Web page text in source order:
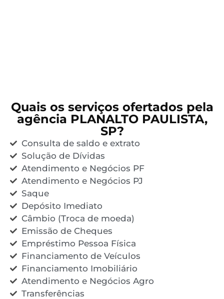
Quais os serviços ofertados pela
agência PLANALTO PAULISTA,
SP?
Consulta de saldo e extrato
Solução de Dívidas
Atendimento e Negócios PF
Atendimento e Negócios PJ
Saque
Depósito Imediato
Câmbio (Troca de moeda)
Emissão de Cheques
Empréstimo Pessoa Física
Financiamento de Veículos
Financiamento Imobiliário
Atendimento e Negócios Agro
Transferências